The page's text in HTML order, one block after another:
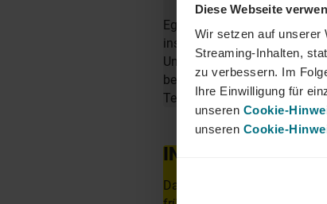
Diese Webseite
Wir setzen auf unserer
Streaming-Inhalten,
zu verbessern. Im
Ihre Einwilligung für
unseren Cookie-
unseren Cookie-
Egal ob als Junior,
insbesondere in den
Unternehmen zu finden. Als
berufliche Perspektiven
Team von YER - bei uns
INTERESSIERT?
Dann freuen wir uns über